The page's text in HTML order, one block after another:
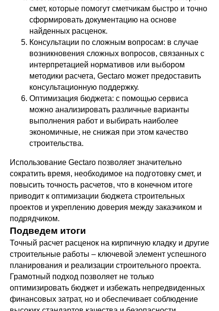
смет, которые помогут сметчикам быстро и точно
сформировать документацию на основе
найденных расценок.
Консультации по сложным вопросам: в случае
возникновения сложных вопросов, связанных с
интерпретацией нормативов или выбором
методики расчета, Gectaro может предоставить
консультационную поддержку.
Оптимизация бюджета: с помощью сервиса
можно анализировать различные варианты
выполнения работ и выбирать наиболее
экономичные, не снижая при этом качество
строительства.
Использование Gectaro позволяет значительно
сократить время, необходимое на подготовку смет, и
повысить точность расчетов, что в конечном итоге
приводит к оптимизации бюджета строительных
проектов и укреплению доверия между заказчиком и
подрядчиком.
Подведем итоги
Точный расчет расценок на кирпичную кладку и другие
строительные работы – ключевой элемент успешного
планирования и реализации строительного проекта.
Грамотный подход позволяет не только
оптимизировать бюджет и избежать непредвиденных
финансовых затрат, но и обеспечивает соблюдение